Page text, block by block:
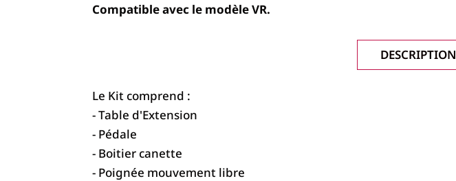
Compatible avec le modèle VR.
DESCRIPTION
Le Kit comprend :
- Table d'Extension
- Pédale
- Boitier canette
- Poignée mouvement libre